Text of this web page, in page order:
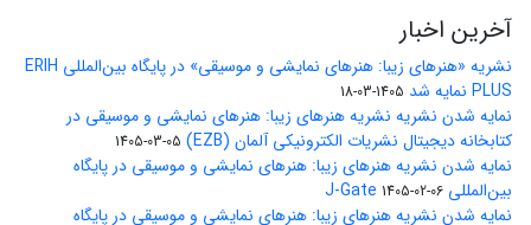
آخرین اخبار
نشریه «هنرهای زیبا: هنرهای نمایشی و موسیقی» در پایگاه بین‌المللی ERIH
PLUS نمایه شد
1405-03-18
نمایه شدن نشریه نشریه هنرهای زیبا: هنرهای نمایشی و موسیقی در
کتابخانه دیجیتال نشریات الکترونیکی آلمان (EZB)
1405-03-05
نمایه شدن نشریه هنرهای زیبا: هنرهای نمایشی و موسیقی در پایگاه
بین‌المللی J-Gate 1405-02-06
نمایه شدن نشریه هنرهای زیبا: هنرهای نمایشی و موسیقی در پایگاه